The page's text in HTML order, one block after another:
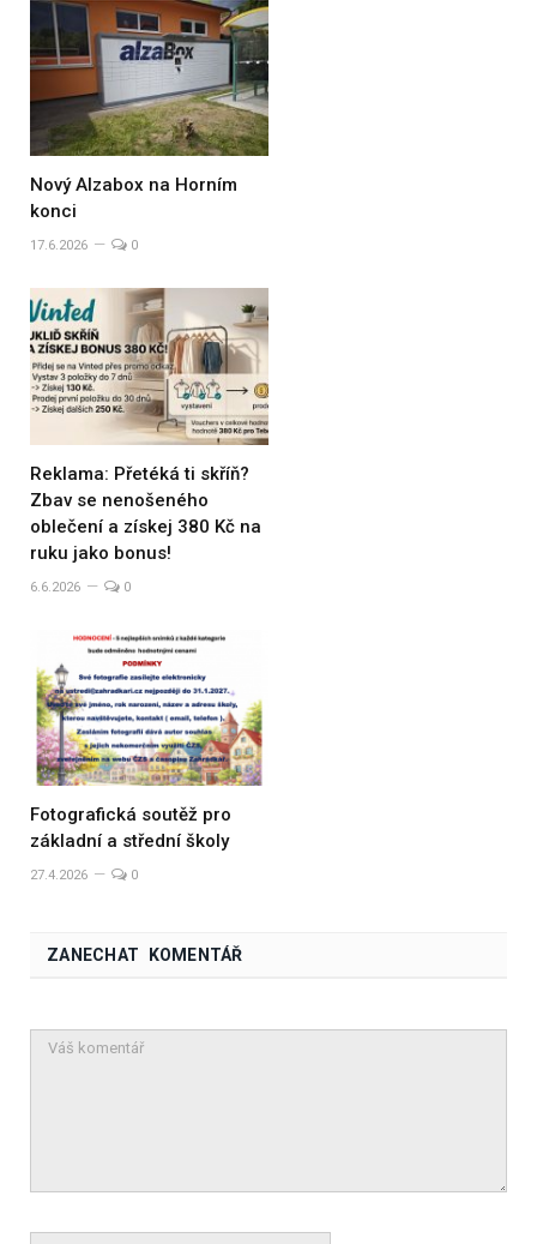
Nový Alzabox na Horním
konci
17.6.2026 0
Reklama: Přetéká ti skříň?
Zbav se nenošeného
oblečení a získej 380 Kč na
ruku jako bonus!
6.6.2026 0
Fotografická soutěž pro
základní a střední školy
27.4.2026 0
ZANECHAT KOMENTÁŘ